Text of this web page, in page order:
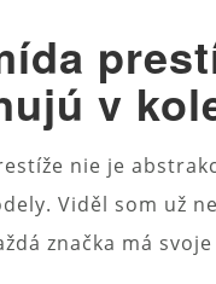
v
nie je
Viděl som už
značka má